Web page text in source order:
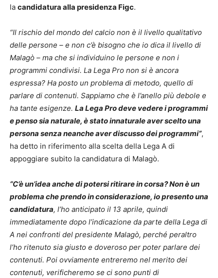
la candidatura alla presidenza Figc.
“Il rischio del mondo del calcio non è il livello qualitativo
delle persone – e non c’è bisogno che io dica il livello di
Malagò – ma che si individuino le persone e non i
programmi condivisi. La Lega Pro non si è ancora
espressa? Ha posto un problema di metodo, quello di
parlare di contenuti. Sappiamo che è l’anello più debole e
ha tante esigenze. La Lega Pro deve vedere i programmi
e penso sia naturale, è stato innaturale aver scelto una
persona senza neanche aver discusso dei programmi”,
ha detto in riferimento alla scelta della Lega A di
appoggiare subito la candidatura di Malagò.
“C’è un’idea anche di potersi ritirare in corsa? Non è un
problema che prendo in considerazione, io presento una
candidatura, l’ho anticipato il 13 aprile, quindi
immediatamente dopo l’indicazione da parte della Lega di
A nei confronti del presidente Malagò, perché peraltro
l’ho ritenuto sia giusto e doveroso per poter parlare dei
contenuti. Poi ovviamente entreremo nel merito dei
contenuti, verificheremo se ci sono punti di